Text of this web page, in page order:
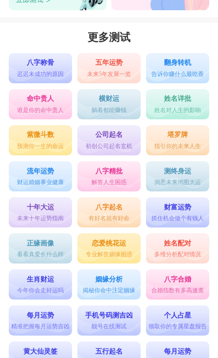
更多测试
八字称骨
迟迟未成功的原因
五年运势
未来5年发展一览
翻身转机
告诉你赚什么最吃香
命中贵人
谁是你的命中贵人
横财运
躺着都能赚钱
姓名详批
姓名对人生的影响
紫微斗数
预测你一生的命运
公司起名
初创公司起名玄机
塔罗牌
指引你的未来人生
流年运势
财运婚姻事业健康
八字精批
解答人生困惑
测终身运
洞悉未来鸿图大运
十年大运
未来十年运势指南
八字起名
有好名就有好命
财富运势
抓住机会做个有钱人
正缘画像
看看真爱长什么样
恋爱桃花运
专业解答姻缘困惑
姓名配对
多维分析配对情况
生肖财运
今年你会走好运吗
姻缘分析
揭秘你命中注定姻缘
八字合婚
合婚指数有多高速查
每月运势
精准把握每月运势吉凶
手机号码测吉凶
靓号在线测试
个人占星
领取你的专属星盘报告
黄大仙灵签 五行起名 每月运势